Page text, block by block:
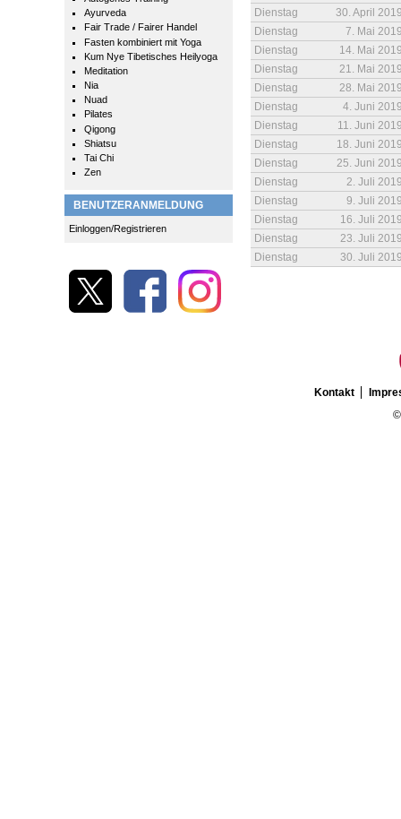
Ayurveda
Fair Trade / Fairer Handel
Fasten kombiniert mit Yoga
Kum Nye Tibetisches Heilyoga
Meditation
Nia
Nuad
Pilates
Qigong
Shiatsu
Tai Chi
Zen
BENUTZERANMELDUNG
Einloggen/Registrieren
Dienstag
30. April
Dienstag
7. Mai
Dienstag
14. Mai
Dienstag
21. Mai
Dienstag
28. Mai
Dienstag
4. Juni
Dienstag
11. Juni
Dienstag
18. Juni
Dienstag
25. Juni
Dienstag
2. Juli
Dienstag
9. Juli
Dienstag
16. Juli
Dienstag
23. Juli
Dienstag
30. Juli
Kontakt
©